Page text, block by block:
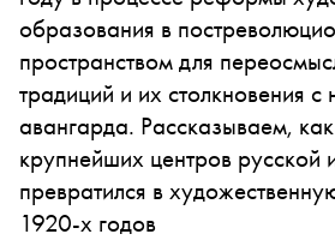
образования в
пространством для
традиций и их столкновения с
авангарда. Рассказываем,
крупнейших центров русской
превратился в
1920-х годов